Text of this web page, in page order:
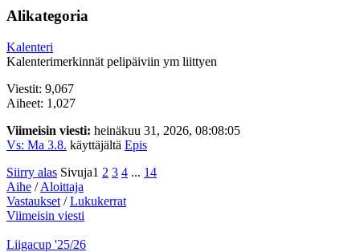
Alikategoria
Kalenteri
Kalenterimerkinnät pelipäiviin ym liittyen
Viestit: 9,067
Aiheet: 1,027
Viimeisin viesti: heinäkuu 31, 2026, 08:08:05
Vs: Ma 3.8. käyttäjältä Epis
Siirry alas Sivuja1 2 3 4 ... 14
Aihe /Aloittaja
Vastaukset /Lukukerrat
Viimeisin viesti
Liigacup '25/26